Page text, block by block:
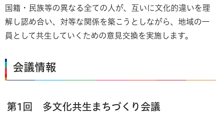
国籍・民族等の異なる全ての人が、互いに文化的違いを理
解し認め合い、対等な関係を築こうとしながら、地域の一
員として共生していくための意見交換を実施します。
会議情報
第1回 多文化共生まちづくり会議